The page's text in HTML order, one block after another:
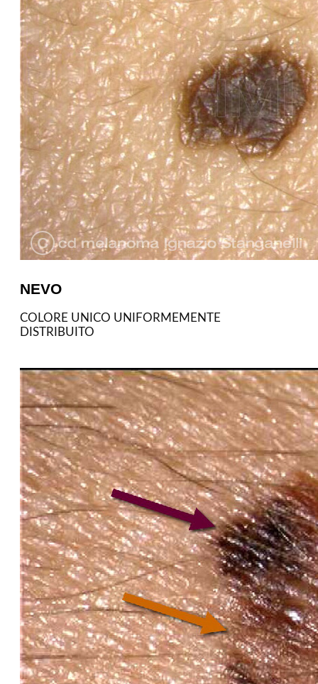
NEVO
COLORE UNICO UNIFORMEMENTE
DISTRIBUITO